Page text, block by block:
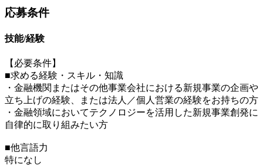
応募条件
技能/経験
【必要条件】
■求める経験・スキル・知識
・金融機関またはその他事業会社における新規事業の企画や
立ち上げの経験、または法人／個人営業の経験をお持ちの方
・金融領域においてテクノロジーを活用した新規事業創発に
自律的に取り組みたい方
■他言語力
特になし